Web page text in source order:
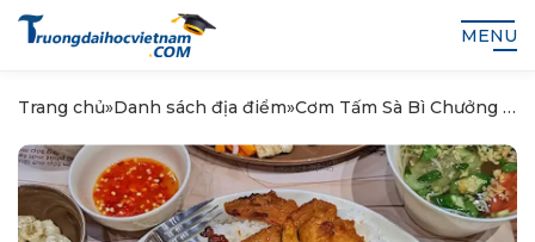
MENU
Trang chủ»Danh sách địa điểm»Cơm Tấm Sà Bì Chưởng –